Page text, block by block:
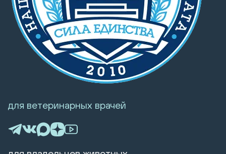
для ветеринарных врачей